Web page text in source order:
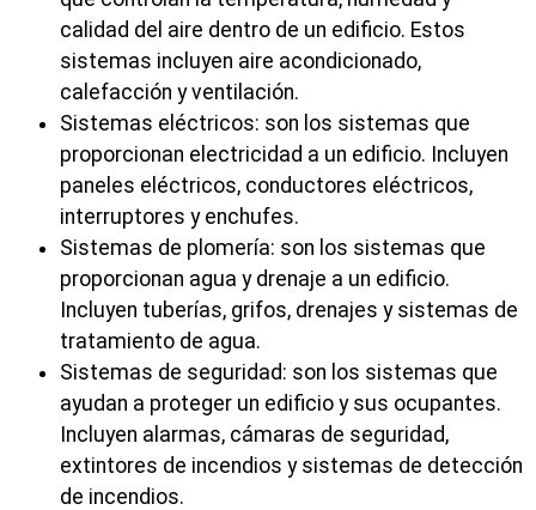
calidad del aire dentro de un edificio. Estos
sistemas incluyen aire acondicionado,
calefacción y ventilación.
Sistemas eléctricos: son los sistemas que
proporcionan electricidad a un edificio. Incluyen
paneles eléctricos, conductores eléctricos,
interruptores y enchufes.
Sistemas de plomería: son los sistemas que
proporcionan agua y drenaje a un edificio.
Incluyen tuberías, grifos, drenajes y sistemas de
tratamiento de agua.
Sistemas de seguridad: son los sistemas que
ayudan a proteger un edificio y sus ocupantes.
Incluyen alarmas, cámaras de seguridad,
extintores de incendios y sistemas de detección
de incendios.